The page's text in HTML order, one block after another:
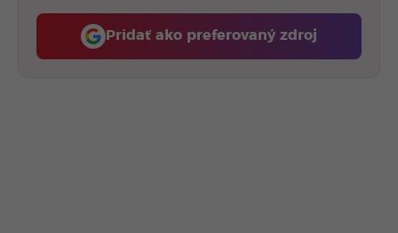
Pridať ako preferovaný zdroj
Fontech, odkaz sa otvorí v